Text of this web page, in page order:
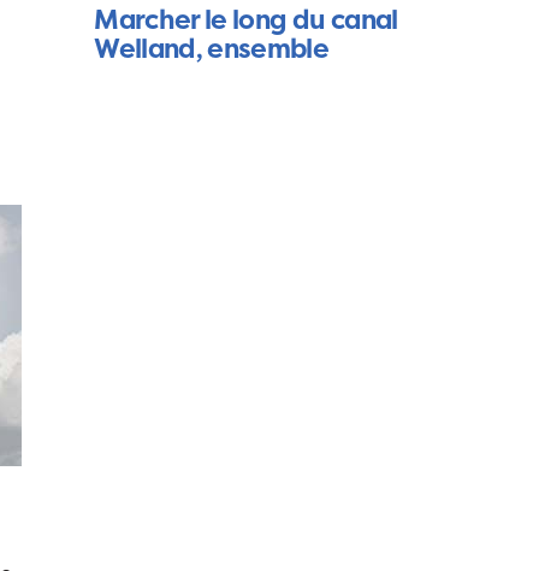
Marcher le long du canal
Welland, ensemble